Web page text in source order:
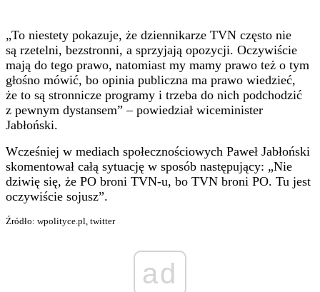
„To niestety pokazuje, że dziennikarze TVN często nie
są rzetelni, bezstronni, a sprzyjają opozycji. Oczywiście
mają do tego prawo, natomiast my mamy prawo też o tym
głośno mówić, bo opinia publiczna ma prawo wiedzieć,
że to są stronnicze programy i trzeba do nich podchodzić
z pewnym dystansem” – powiedział wiceminister
Jabłoński.
Wcześniej w mediach społecznościowych Paweł Jabłoński
skomentował całą sytuację w sposób następujący: „Nie
dziwię się, że PO broni TVN-u, bo TVN broni PO. Tu jest
oczywiście sojusz”.
Źródło: wpolityce.pl, twitter
ad